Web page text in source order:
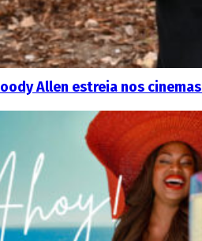
Allen estreia nos